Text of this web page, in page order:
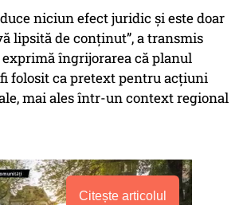
niciun efect juridic și este doar
lipsită de conținut”, a transmis
exprimă îngrijorarea că planul
folosit ca pretext pentru acțiuni
mai ales într-un context regional
Citește articolul